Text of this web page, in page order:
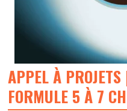
APPEL À
FORMULE 5 À 7